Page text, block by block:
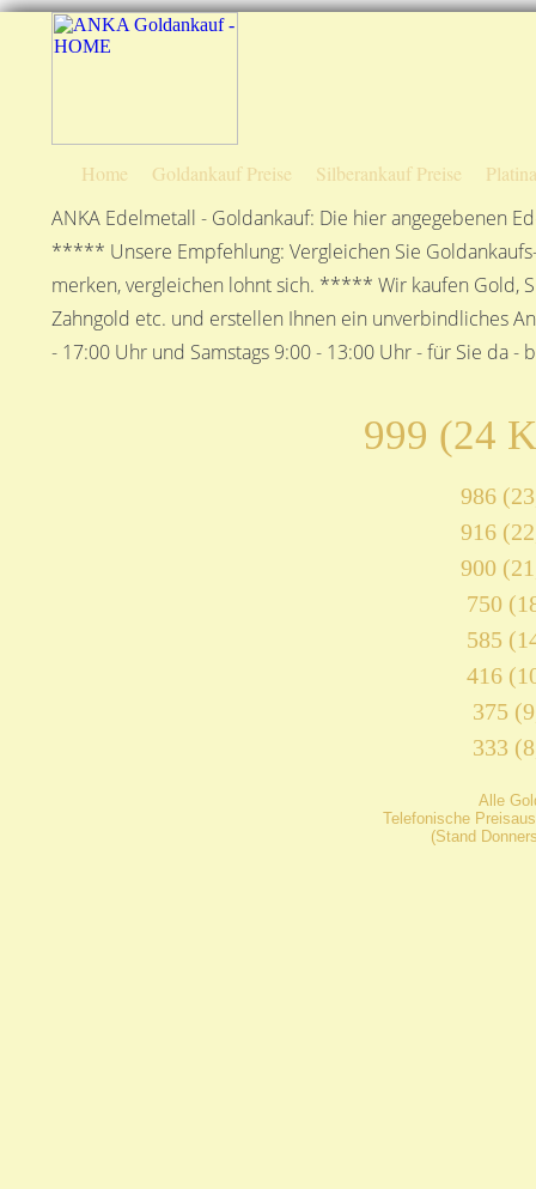
Home Goldankauf Preise Silberankauf Preise
ANKA Edelmetall - Goldankauf: Die hier angegebenen
***** Unsere Empfehlung: Vergleichen Sie
merken, vergleichen lohnt sich. ***** Wir kaufen Gold,
Zahngold etc. und erstellen Ihnen ein unverbindliches
- 17:00 Uhr und Samstags 9:00 - 13:00 Uhr - für Sie
999 (24
986
916
900
750
585
416
375
333
Alle
Telefonische
(Stand